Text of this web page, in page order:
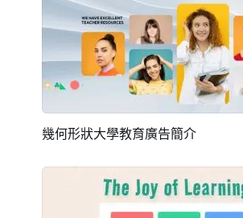
預覽
幾何形狀大學教育廣告簡介